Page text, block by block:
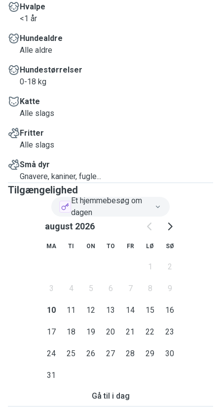
Hvalpe
<1 år
Hundealdre
Alle aldre
Hundestørrelser
0-18 kg
Katte
Alle slags
Fritter
Alle slags
Små dyr
Gnavere, kaniner, fugle...
Tilgængelighed
Et hjemmebesøg om
dagen
august 2026
MA TI ON TO FR LØ SØ
1 2
3 4 5 6 7 8 9
10 11 12 13 14 15 16
17 18 19 20 21 22 23
24 25 26 27 28 29 30
31
Gå til i dag